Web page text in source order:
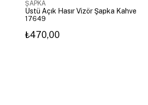
ŞAPKA
Üstü Açık Hasır Vizör Şapka Kahve
17649
₺470,00